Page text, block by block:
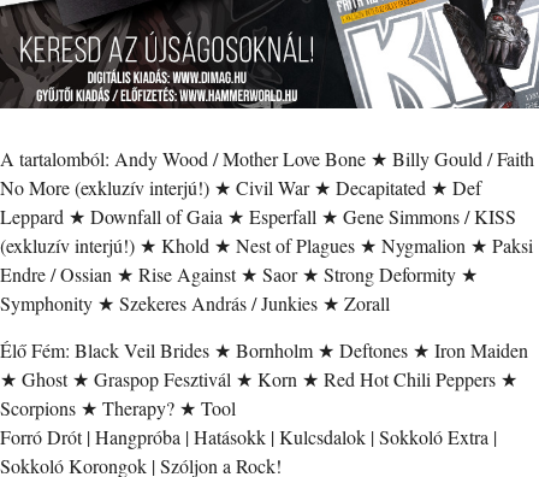
A tartalomból: Andy Wood / Mother Love Bone ★ Billy Gould / Faith
No More (exkluzív interjú!) ★ Civil War ★ Decapitated ★ Def
Leppard ★ Downfall of Gaia ★ Esperfall ★ Gene Simmons / KISS
(exkluzív interjú!) ★ Khold ★ Nest of Plagues ★ Nygmalion ★ Paksi
Endre / Ossian ★ Rise Against ★ Saor ★ Strong Deformity ★
Symphonity ★ Szekeres András / Junkies ★ Zorall
Élő Fém: Black Veil Brides ★ Bornholm ★ Deftones ★ Iron Maiden
★ Ghost ★ Graspop Fesztivál ★ Korn ★ Red Hot Chili Peppers ★
Scorpions ★ Therapy? ★ Tool
Forró Drót | Hangpróba | Hatásokk | Kulcsdalok | Sokkoló Extra |
Sokkoló Korongok | Szóljon a Rock!